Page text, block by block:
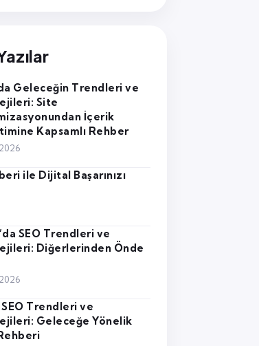
Geleceğin Trendleri ve
Site
İçerik
Kapsamlı Rehber
ile Dijital Başarınızı
SEO Trendleri ve
Diğerlerinden Önde
Trendleri ve
Geleceğe Yönelik